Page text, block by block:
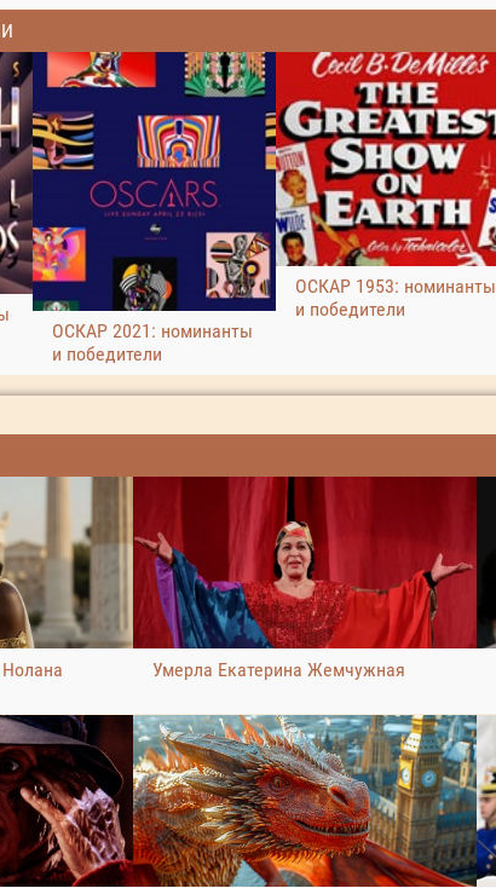
ОСКАР 2021: номинанты
и победители
ОСКАР 1953: номинанты
и победители
Умерла Екатерина Жемчужная